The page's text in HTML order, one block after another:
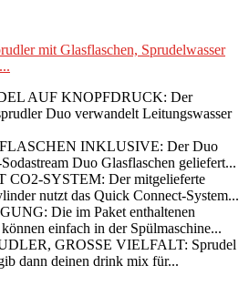
mit Glasflaschen, Sprudelwasser
AUF KNOPFDRUCK: Der
Duo verwandelt Leitungswasser
INKLUSIVE: Der Duo
Duo Glasflaschen geliefert...
SYSTEM: Der mitgelieferte
nutzt das Quick Connect-System...
Die im Paket enthaltenen
können einfach in der Spülmaschine...
GROSSE VIELFALT: Sprudel
dann deinen drink mix für...